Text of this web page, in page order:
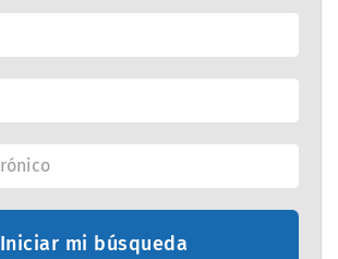
Iniciar mi búsqueda